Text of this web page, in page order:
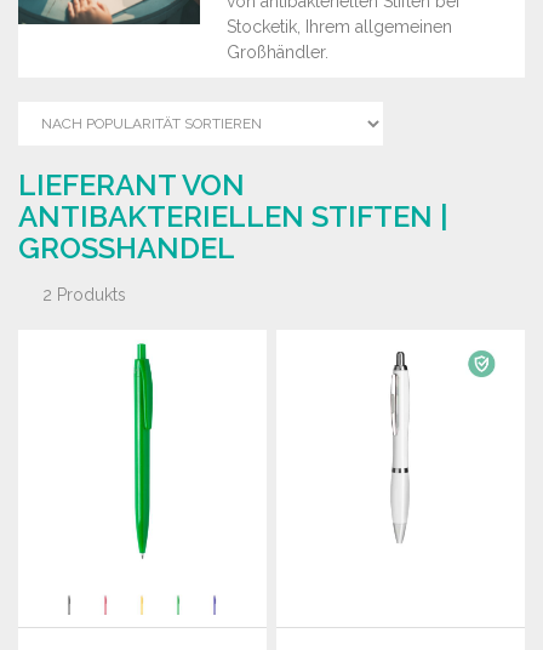
Stocketik, Ihrem allgemeinen
Großhändler.
LIEFERANT VON
ANTIBAKTERIELLEN STIFTEN |
GROSSHANDEL
2 Produkts